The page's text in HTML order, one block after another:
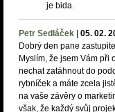
je bida.
Petr Sedláček 05. 02.
Dobrý den pane
Myslím, že jsem Vám při
nechat zatáhnout do
rybníček a máte zcela
na vaše závěry o
však, že každý svůj